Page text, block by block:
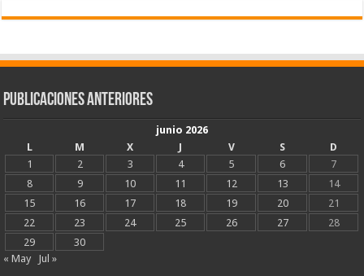
Publicaciones Anteriores
junio 2026
L
M X J V S
D
1
2 3 4 5 6
7
8
9 10 11 12 13
14
15
16 17 18 19 20
21
22
23 24 25 26 27
28
29
30
« May
Jul »